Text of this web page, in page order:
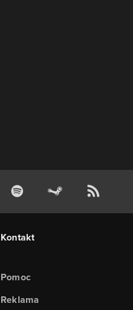
Kontakt
Pomoc
Reklama